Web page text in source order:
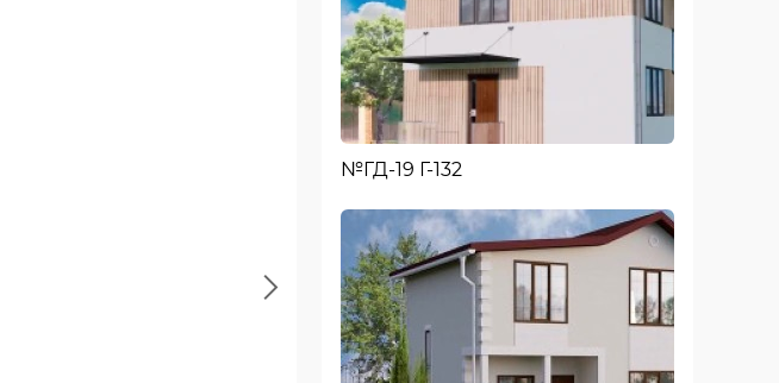
Next
№ГД-19 Г-132